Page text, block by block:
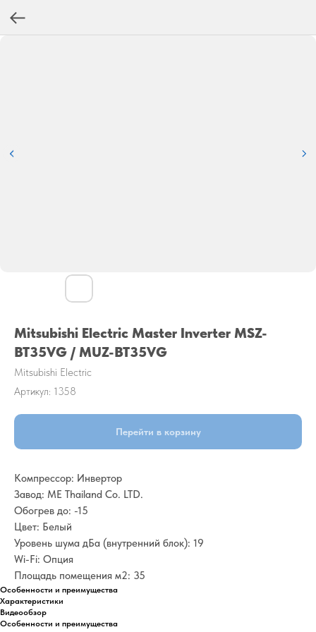
Mitsubishi Electric Master Inverter MSZ-
BT35VG / MUZ-BT35VG
Mitsubishi Electric
Артикул: 1358
Перейти в корзину
Компрессор: Инвертор
Завод: ME Thailand Co. LTD.
Обогрев до: -15
Цвет: Белый
Уровень шума дБа (внутренний блок): 19
Wi-Fi: Опция
Площадь помещения м2: 35
Особенности и преимущества
Характеристики
Видеообзор
Особенности и преимущества